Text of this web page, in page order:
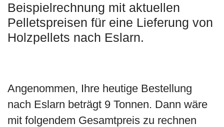
Beispielrechnung mit aktuellen
Pelletspreisen für eine Lieferung von
Holzpellets nach Eslarn.
Angenommen, Ihre heutige Bestellung
nach Eslarn beträgt 9 Tonnen. Dann wäre
mit folgendem Gesamtpreis zu rechnen